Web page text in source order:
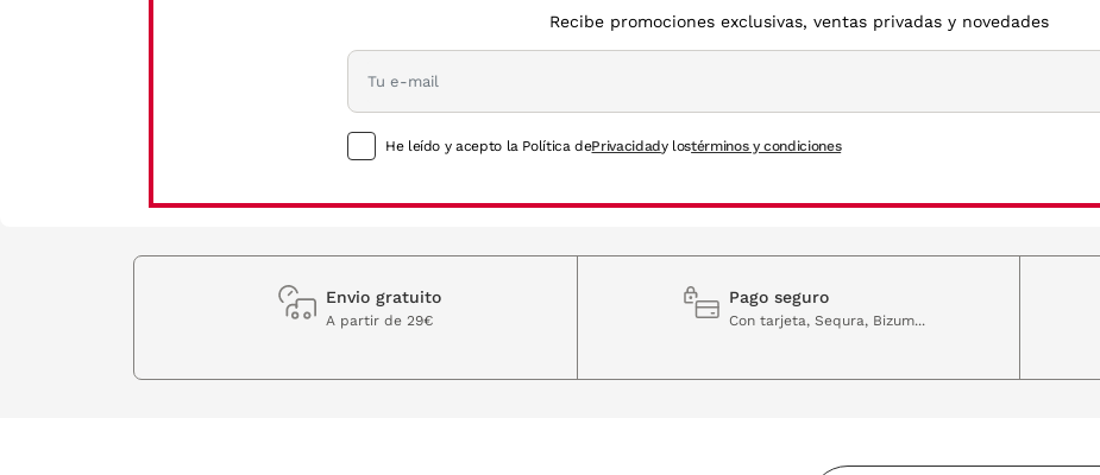
Recibe promociones exclusivas, ventas privadas y novedades
He leído y acepto la Política dePrivacidady lostérminos y condiciones
Envio gratuito
A partir de 29€
Pago seguro
Con tarjeta, Sequra, Bizum...